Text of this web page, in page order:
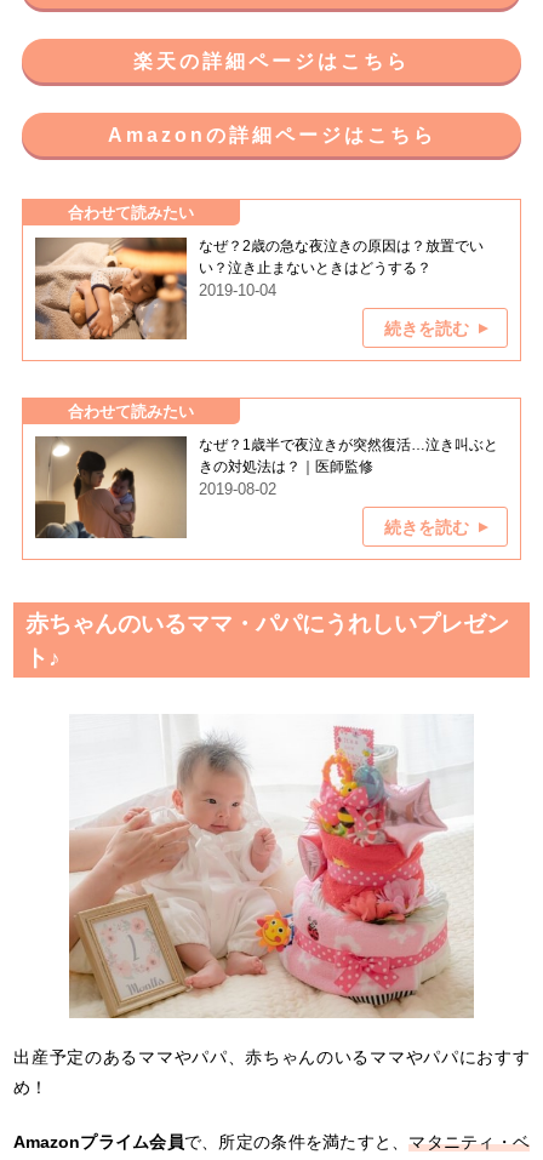
楽天の詳細ページはこちら
Amazonの詳細ページはこちら
合わせて読みたい
なぜ？2歳の急な夜泣きの原因は？放置でい
い？泣き止まないときはどうする？
2019-10-04
続きを読む
合わせて読みたい
なぜ？1歳半で夜泣きが突然復活…泣き叫ぶと
きの対処法は？｜医師監修
2019-08-02
続きを読む
赤ちゃんのいるママ・パパにうれしいプレゼン
ト♪
出産予定のあるママやパパ、赤ちゃんのいるママやパパにおすす
め！
Amazonプライム会員で、所定の条件を満たすと、マタニティ・ベ